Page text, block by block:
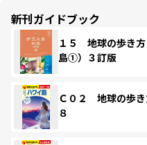
新刊ガイドブック
１５ 地球の歩き
島①）３訂版
Ｃ０２ 地球の歩
８